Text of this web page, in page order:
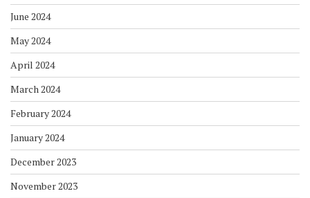
June 2024
May 2024
April 2024
March 2024
February 2024
January 2024
December 2023
November 2023